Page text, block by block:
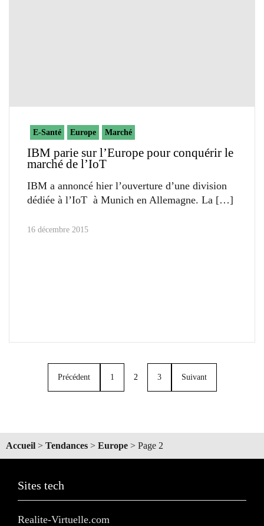
E-Santé Europe Marché
IBM parie sur l’Europe pour conquérir le
marché de l’IoT
IBM a annoncé hier l’ouverture d’une division
dédiée à l’IoT à Munich en Allemagne. La
16 décembre 2015
Précédent 1 2 3 Suivant
Accueil > Tendances > Europe > Page 2
Sites tech
Realite-Virtuelle.com